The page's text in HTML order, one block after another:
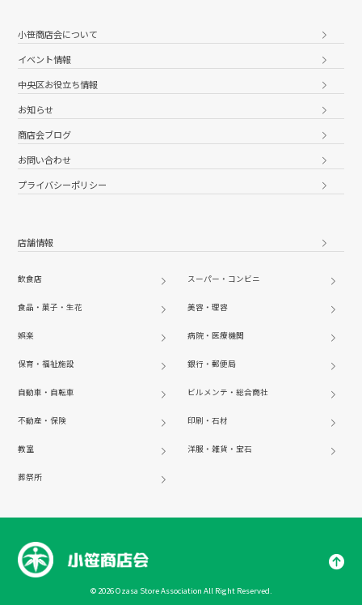
小笹商店会について
イベント情報
中央区お役立ち情報
お知らせ
商店会ブログ
お問い合わせ
プライバシーポリシー
店舗情報
飲食店 スーパー・コンビニ
食品・菓子・生花 美容・理容
娯楽 病院・医療機関
保育・福祉施設 銀行・郵便局
自動車・自転車 ビルメンテ・総合商社
不動産・保険 印刷・石材
教室 洋服・雑貨・宝石
葬祭所
© 2026 Ozasa Store Association All Right Reserved.